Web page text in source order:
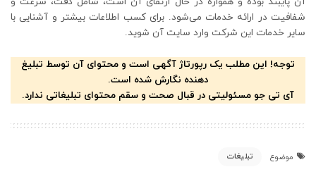
شفافیت در ارائه خدمات می‌شود. برای کسب اطلاعات بیشتر و آشنایی با
سایر خدمات این شرکت وارد سایت آن شوید.
توجه! این مطلب یک رپورتاژ آگهی است و محتوای آن توسط تبلیغ
دهنده نگارش شده است.
آی تی جو مسئولیتی در قبال صحت و سقم محتوای تبلیغاتی ندارد.
موضوع تبلیغات